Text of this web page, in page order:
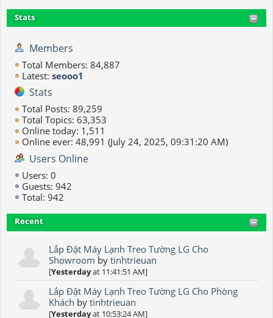
Stats
Members
Total Members: 84,887
Latest: seooo1
Stats
Total Posts: 89,259
Total Topics: 63,353
Online today: 1,511
Online ever: 48,991 (July 24, 2025, 09:31:20 AM)
Users Online
Users: 0
Guests: 942
Total: 942
Recent
Lắp Đặt Máy Lạnh Treo Tường LG Cho
Showroom bytinhtrieuan
[Yesterdayat 11:41:51 AM]
Lắp Đặt Máy Lạnh Treo Tường LG Cho Phòng
Khách bytinhtrieuan
[Yesterdayat 10:53:24 AM]